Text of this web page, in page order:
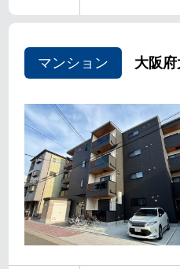
マンション 大阪府